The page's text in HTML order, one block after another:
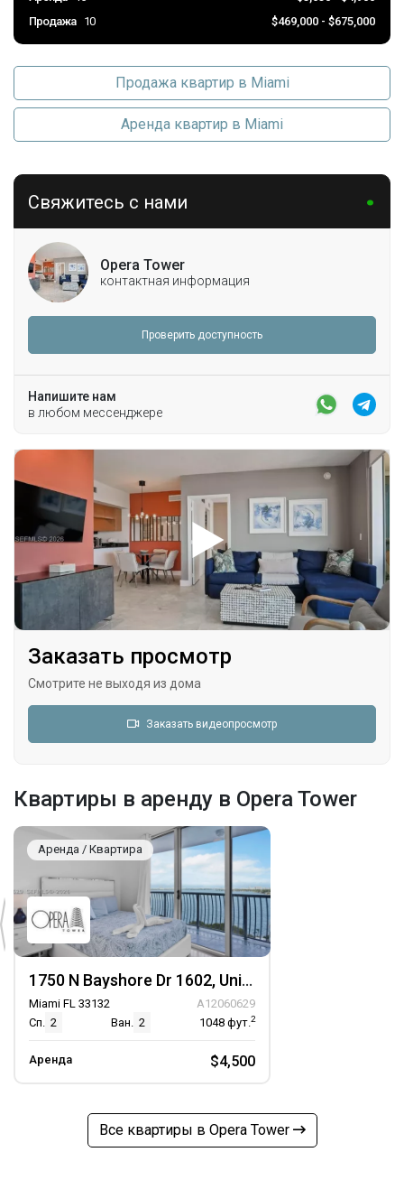
Продажа
10 $469,000 - $675,000
Продажа квартир в Miami
Аренда квартир в Miami
Свяжитесь с нами
Opera Tower
контактная информация
Проверить доступность
Напишите нам
в любом мессенджере
Заказать просмотр
Смотрите не выходя из дома
Заказать видеопросмотр
Квартиры в аренду в Opera Tower
Аренда / Квартира
1750 N Bayshore Dr 1602, Unit 1602
Miami FL 33132
A12060629
Сп. 2 Ван. 2 1048 фут.2
Аренда $4,500
Все квартиры в Opera Tower